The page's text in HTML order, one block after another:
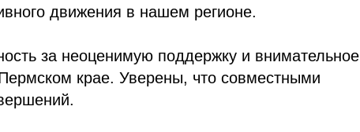
движения в нашем регионе.
за неоценимую поддержку и внимательное
крае. Уверены, что совместными